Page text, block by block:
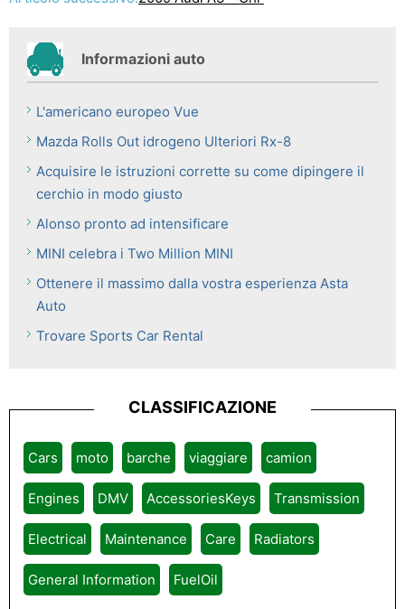
Informazioni auto
L'americano europeo Vue
Mazda Rolls Out idrogeno Ulteriori Rx-8
Acquisire le istruzioni corrette su come dipingere il
cerchio in modo giusto
Alonso pronto ad intensificare
MINI celebra i Two Million MINI
Ottenere il massimo dalla vostra esperienza Asta
Auto
Trovare Sports Car Rental
CLASSIFICAZIONE
Cars moto barche viaggiare camion
Engines DMV AccessoriesKeys Transmission
Electrical Maintenance Care Radiators
General Information FuelOil